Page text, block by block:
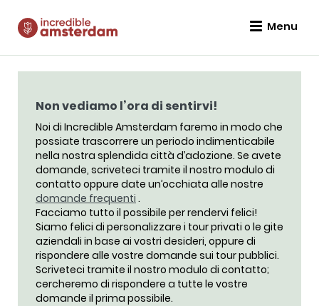
Menu
Non vediamo l’ora di sentirvi!
Noi di Incredible Amsterdam faremo in modo che
possiate trascorrere un periodo indimenticabile
nella nostra splendida città d’adozione. Se avete
domande, scriveteci tramite il nostro modulo di
contatto oppure date un’occhiata alle nostre
domande frequenti .
Facciamo tutto il possibile per rendervi felici!
Siamo felici di personalizzare i tour privati o le gite
aziendali in base ai vostri desideri, oppure di
rispondere alle vostre domande sui tour pubblici.
Scriveteci tramite il nostro modulo di contatto;
cercheremo di rispondere a tutte le vostre
domande il prima possibile.